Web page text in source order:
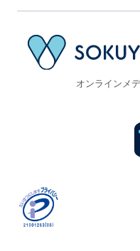
オンラインメ